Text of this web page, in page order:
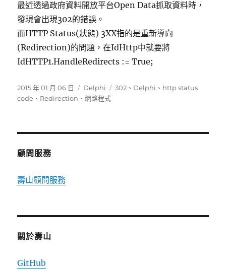
最近透過政府資料開放平台Open Data抓取資料時，
發現會出現302的錯誤。
而HTTP Status(狀態) 3XX指的是重新導向
(Redirection)的問題，在IdHttp中就要將
IdHTTP1.HandleRedirects := True;
發
佈
2015 年 01 月 06 日
分
類
Delphi
標
302 、 Delphi 、 http status
code 、 Redirection 、網路程式
顧問服務
壽山顧問服務
關於壽山
GitHub